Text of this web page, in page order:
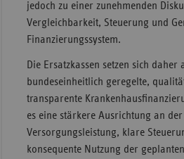
jedoch zu einer zunehmenden
Vergleichbarkeit, Steuerung und
Finanzierungssystem.
Die Ersatzkassen setzen sich daher
bundeseinheitlich geregelte,
transparente
es eine stärkere Ausrichtung an
Versorgungsleistung, klare
konsequente Nutzung der